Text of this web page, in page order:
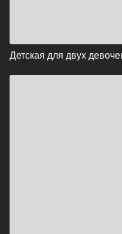
Детская для двух